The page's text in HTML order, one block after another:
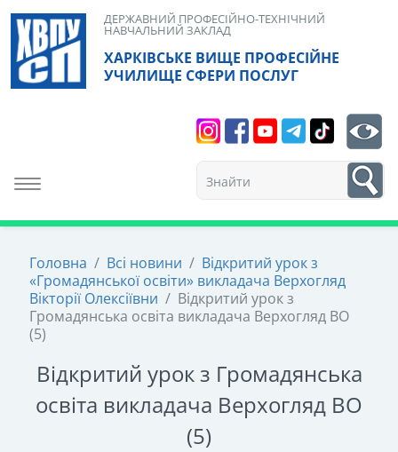
Skip
content
ХАРКІВСЬКЕ ВИЩЕ ПРОФЕСІЙНЕ
УЧИЛИЩЕ СФЕРИ ПОСЛУГ
ДЕРЖАВНИЙ ПРОФЕСІЙНО-ТЕХНІЧНИЙ
НАВЧАЛЬНИЙ ЗАКЛАД
Toggle navigation
1
Головна / Всі новини / Відкритий урок з
«Громадянської освіти» викладача Верхогляд
Вікторії Олексіївни / Відкритий урок з
Громадянська освіта викладача Верхогляд ВО
(5)
Відкритий урок з Громадянська
освіта викладача Верхогляд ВО
(5)